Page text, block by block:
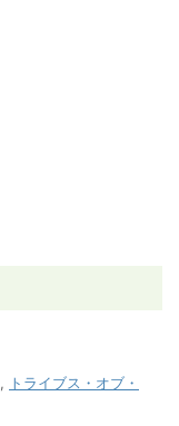
, トライブス・オブ・